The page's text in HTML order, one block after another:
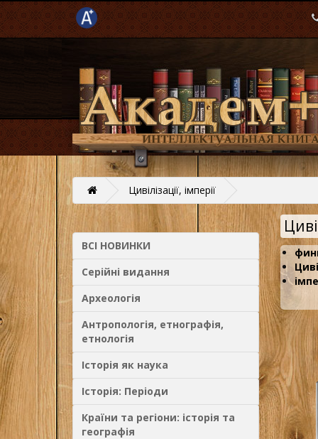
Цивілізації, імперії
ВСІ НОВИНКИ
Серійні видання
Археологія
Антропологія, етнографія,
етнологія
Історія як наука
Історія: Періоди
Країни та регіони: історія та
географія